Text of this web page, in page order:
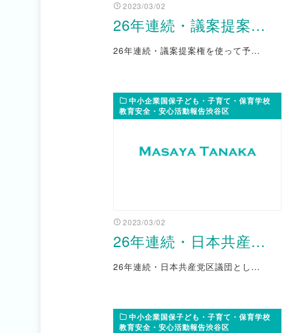
2023/03/02
26年連続・議案提案...
26年連続・議案提案権を使って予…
中小企業国保子ども・子育て・保育学校
教育安全・安心活動報告渋谷区
2023/03/02
26年連続・日本共産...
26年連続・日本共産党区議団とし…
中小企業国保子ども・子育て・保育学校
教育安全・安心活動報告渋谷区